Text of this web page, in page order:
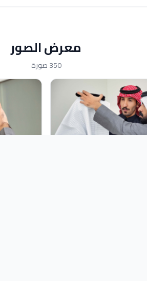
معرض الصور
350 صورة